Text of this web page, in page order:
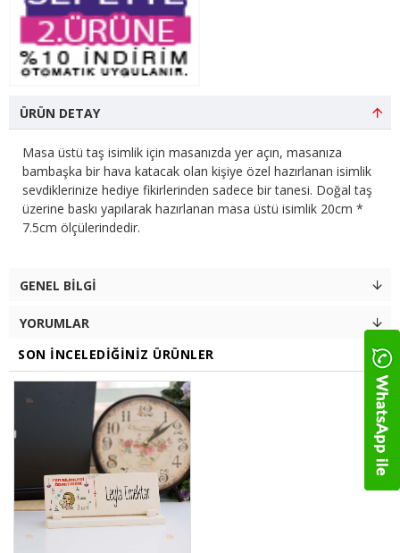
ÜRÜN DETAY
Masa üstü taş isimlik için masanızda yer açın, masanıza
bambaşka bir hava katacak olan kişiye özel hazırlanan isimlik
sevdiklerinize hediye fikirlerinden sadece bir tanesi. Doğal taş
üzerine baskı yapılarak hazırlanan masa üstü isimlik 20cm *
7.5cm ölçülerindedir.
GENEL BILGI
YORUMLAR
SON İNCELEDIĞINIZ ÜRÜNLER